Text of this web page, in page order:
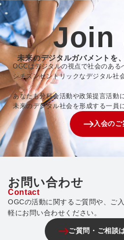
Join
未来のデジタルガバメントを
OGCはデジタルの視点で社会のある
シチズンセントリックなデジタル社
あなたも分科会活動や政策提言活動
未来のデジタル社会を形成する一員
入会のご
お問い合わせ
Contact
OGCの活動に関するご質問や、ご
軽にお問い合わせください。
ご質問・ご相談